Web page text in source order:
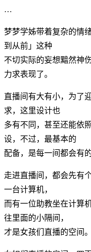
…
梦梦学姊带着复杂的情
到从前」这种
不切实际的妄想黯然神
力求表现了。
直播间有大有小，为了
求，这里设计也
多有不同，甚至还能依
设，不过，最基本的
配备，是每一间都会有的
走进直播间，都会先有
一台计算机，
而有一位助教坐在计算
往里面的小隔间，
才是女孩们直播的空间。